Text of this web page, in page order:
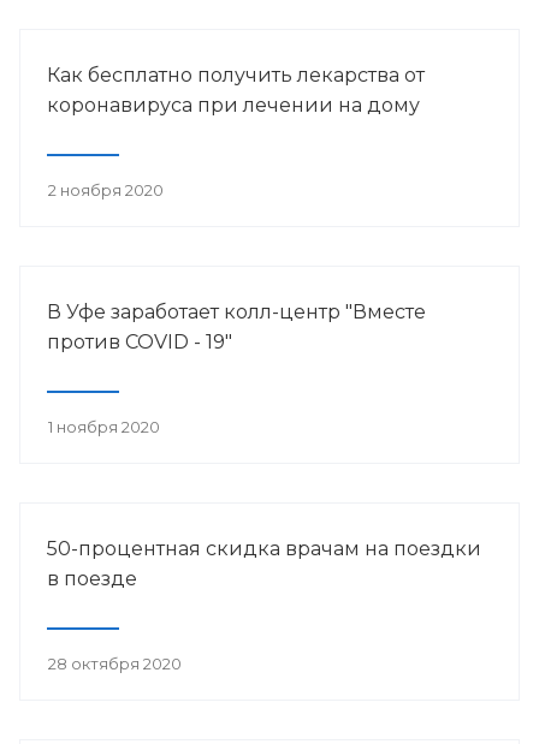
Как бесплатно получить лекарства от
коронавируса при лечении на дому
2 ноября 2020
В Уфе заработает колл-центр "Вместе
против COVID - 19"
1 ноября 2020
50-процентная скидка врачам на поездки
в поезде
28 октября 2020